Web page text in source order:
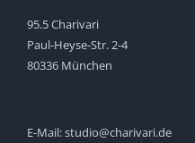
95.5 Charivari
Paul-Heyse-Str. 2-4
80336 München
E-Mail:studio@charivari.de